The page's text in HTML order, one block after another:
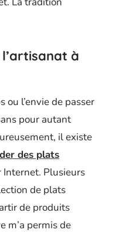
à
ou l’envie de passer
pour autant
il existe
des plats
Internet. Plusieurs
de plats
de produits
m’a permis de